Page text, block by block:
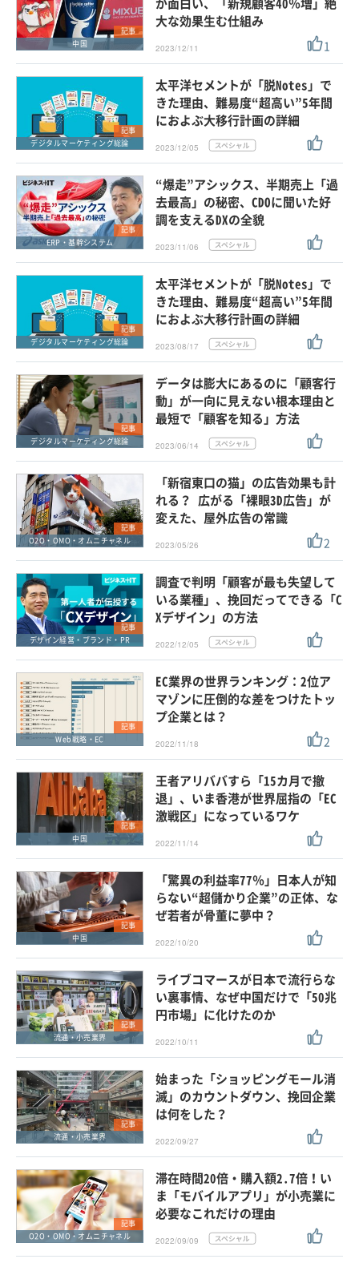
記事
中国
大な効果生む仕組み
2023/12/11 1
記事
デジタルマーケティング総論
太平洋セメントが「脱Notes」で
きた理由、難易度“超高い”5年間
におよぶ大移行計画の詳細
2023/12/05
記事
ERP・基幹システム
“爆走”アシックス、半期売上「過
去最高」の秘密、CDOに聞いた好
調を支えるDXの全貌
2023/11/06
記事
デジタルマーケティング総論
太平洋セメントが「脱Notes」で
きた理由、難易度“超高い”5年間
におよぶ大移行計画の詳細
2023/08/17
記事
デジタルマーケティング総論
データは膨大にあるのに「顧客行
動」が一向に見えない根本理由と
最短で「顧客を知る」方法
2023/06/14
記事
O2O・OMO・オムニチャネル
「新宿東口の猫」の広告効果も計
れる？ 広がる「裸眼3D広告」が
変えた、屋外広告の常識
2023/05/26 2
記事
デザイン経営・ブランド・PR
調査で判明「顧客が最も失望して
いる業種」、挽回だってできる「C
Xデザイン」の方法
2022/12/05
記事
Web戦略・EC
EC業界の世界ランキング：2位ア
マゾンに圧倒的な差をつけたトッ
プ企業とは？
2022/11/18 2
記事
中国
王者アリババすら「15カ月で撤
退」、いま香港が世界屈指の「EC
激戦区」になっているワケ
2022/11/14
記事
中国
「驚異の利益率77％」日本人が知
らない“超儲かり企業”の正体、な
ぜ若者が骨董に夢中？
2022/10/20
記事
流通・小売業界
ライブコマースが日本で流行らな
い裏事情、なぜ中国だけで「50兆
円市場」に化けたのか
2022/10/11
記事
流通・小売業界
始まった「ショッピングモール消
滅」のカウントダウン、挽回企業
は何をした？
2022/09/27
記事
O2O・OMO・オムニチャネル
滞在時間20倍・購入額2.7倍！い
ま「モバイルアプリ」が小売業に
必要なこれだけの理由
2022/09/09